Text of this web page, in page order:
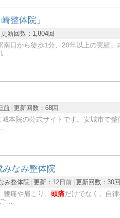
整体院」
更新回数： 1,804回
口から徒歩1分、20年以上の実績
…
前 更新回数：68回
本院の公式サイトです。安城市で
みなみ整体院
み整体院 更新： 12日前 更新回数：30回
痛や肩こり、 頭痛だけでなく、自
…